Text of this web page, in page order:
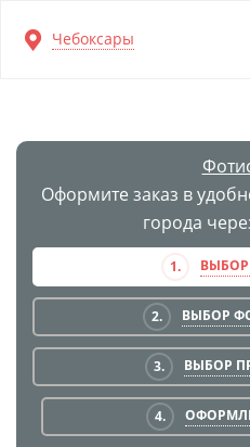
Перейти
к
Чебоксары
Оформите заказ в
города
1.
2. ВЫБОР
3. ВЫБОР
4.